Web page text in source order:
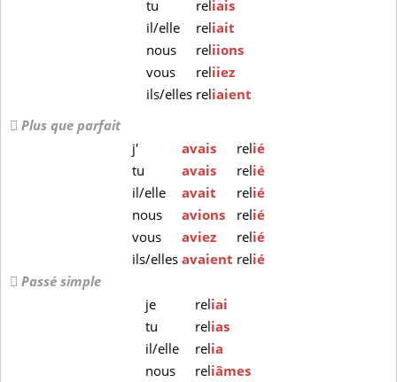
tu
reliais
il/elle
reliait
nous
reliions
vous
reliiez
ils/elles reliaient
Plus que parfait
j'
avais relié
tu
avais relié
il/elle
avait relié
nous
avions relié
vous
aviez relié
ils/ellesavaient relié
Passé simple
je
reliai
tu
relias
il/elle
relia
nous
reliâmes